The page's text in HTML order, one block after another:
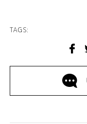
TAGS: